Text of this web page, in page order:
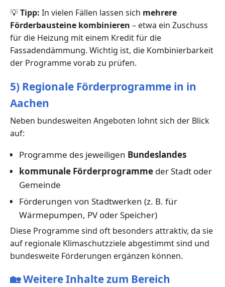
💡Tipp: In vielen Fällen lassen sich mehrere
Förderbausteine kombinieren – etwa ein Zuschuss
für die Heizung mit einem Kredit für die
Fassadendämmung. Wichtig ist, die Kombinierbarkeit
der Programme vorab zu prüfen.
5) Regionale Förderprogramme in in
Aachen
Neben bundesweiten Angeboten lohnt sich der Blick
auf:
Programme des jeweiligen Bundeslandes
kommunale Förderprogrammeder Stadt oder
Gemeinde
Förderungen von Stadtwerken (z. B. für
Wärmepumpen, PV oder Speicher)
Diese Programme sind oft besonders attraktiv, da sie
auf regionale Klimaschutzziele abgestimmt sind und
bundesweite Förderungen ergänzen können.
🏡Weitere Inhalte zum Bereich